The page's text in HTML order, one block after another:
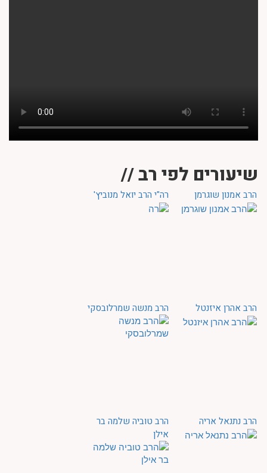
שיעורים לפי רב //
הרב אמנון שוגרמן רה"י הרב יואל מנוביץ'
הרב אהרן איזנטל הרב מנשה שמרלובסקי
הרב נתנאל אריה
הרב טוביה שלמה בר
אילן